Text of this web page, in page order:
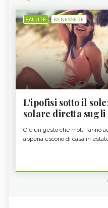
SALUTE BENESSERE
L'ipofisi sotto il
solare diretta sugli
C'è un gesto che molti fanno
appena escono di casa in